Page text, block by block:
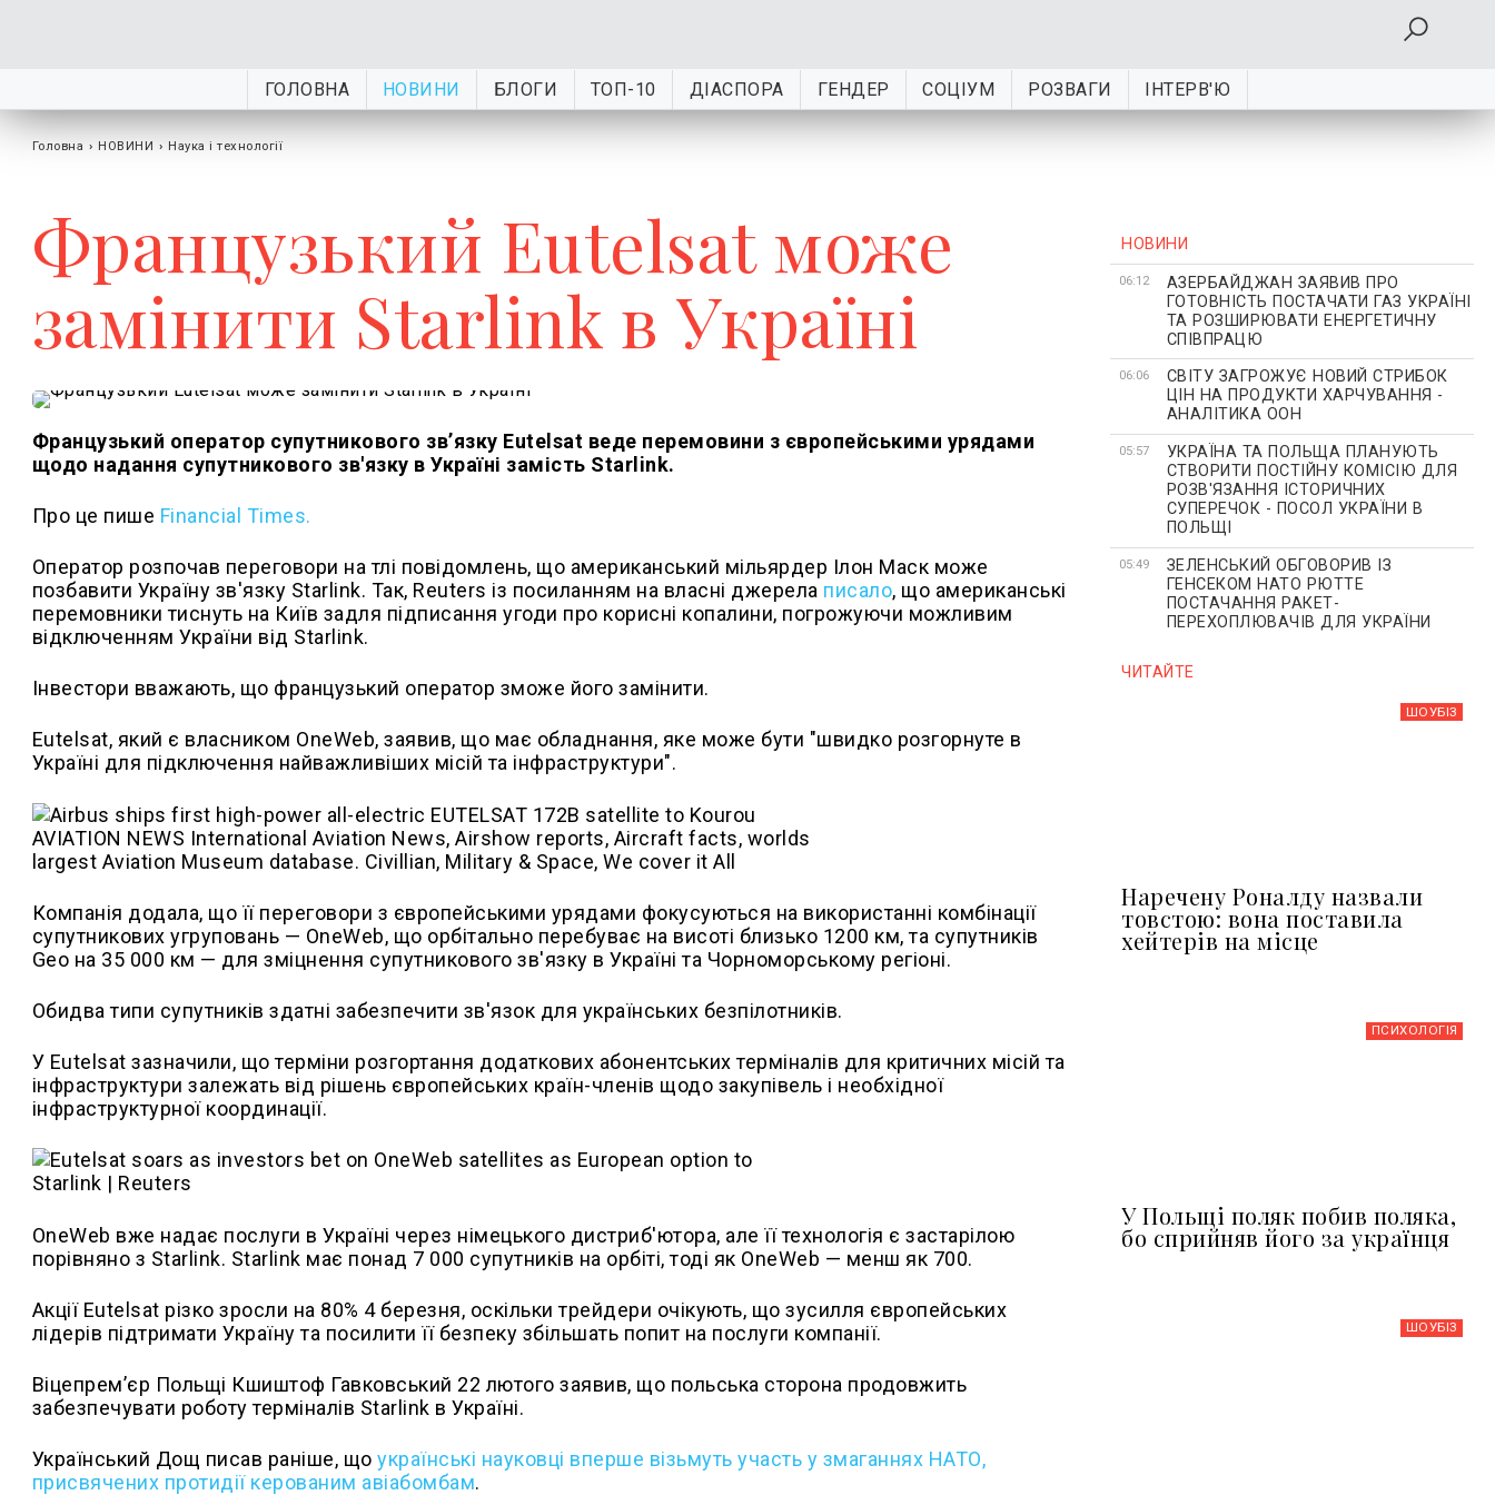
ГОЛОВНА НОВИНИ БЛОГИ ТОП-10 ДІАСПОРА ГЕНДЕР СОЦІУМ РОЗВАГИ ІНТЕРВ'Ю
Головна › НОВИНИ › Наука і технології
Французький Eutelsat може
замінити Starlink в Україні
Французький оператор супутникового звʼязку Eutelsat веде перемовини з європейськими урядами
щодо надання супутникового зв'язку в Україні замість Starlink.
Про це пише Financial Times.
Оператор розпочав переговори на тлі повідомлень, що американський мільярдер Ілон Маск може
позбавити Україну зв'язку Starlink. Так, Reuters із посиланням на власні джерела писало, що американські
перемовники тиснуть на Київ задля підписання угоди про корисні копалини, погрожуючи можливим
відключенням України від Starlink.
Інвестори вважають, що французький оператор зможе його замінити.
Eutelsat, який є власником OneWeb, заявив, що має обладнання, яке може бути "швидко розгорнуте в
Україні для підключення найважливіших місій та інфраструктури".
Компанія додала, що її переговори з європейськими урядами фокусуються на використанні комбінації
супутникових угруповань — OneWeb, що орбітально перебуває на висоті близько 1200 км, та супутників
Geo на 35 000 км — для зміцнення супутникового зв'язку в Україні та Чорноморському регіоні.
Обидва типи супутників здатні забезпечити зв'язок для українських безпілотників.
У Eutelsat зазначили, що терміни розгортання додаткових абонентських терміналів для критичних місій та
інфраструктури залежать від рішень європейських країн-членів щодо закупівель і необхідної
інфраструктурної координації.
OneWeb вже надає послуги в Україні через німецького дистриб'ютора, але її технологія є застарілою
порівняно з Starlink. Starlink має понад 7 000 супутників на орбіті, тоді як OneWeb — менш як 700.
Акції Eutelsat різко зросли на 80% 4 березня, оскільки трейдери очікують, що зусилля європейських
лідерів підтримати Україну та посилити її безпеку збільшать попит на послуги компанії.
Віцепрем’єр Польщі Кшиштоф Гавковський 22 лютого заявив, що польська сторона продовжить
забезпечувати роботу терміналів Starlink в Україні.
Український Дощ писав раніше, щоукраїнські науковці вперше візьмуть участь у змаганнях НАТО,
присвячених протидії керованим авіабомбам.
НОВИНИ
06:12
АЗЕРБАЙДЖАН ЗАЯВИВ ПРО
ГОТОВНІСТЬ ПОСТАЧАТИ ГАЗ УКРАЇНІ
ТА РОЗШИРЮВАТИ ЕНЕРГЕТИЧНУ
СПІВПРАЦЮ
06:06
СВІТУ ЗАГРОЖУЄ НОВИЙ СТРИБОК
ЦІН НА ПРОДУКТИ ХАРЧУВАННЯ -
АНАЛІТИКА ООН
05:57
УКРАЇНА ТА ПОЛЬЩА ПЛАНУЮТЬ
СТВОРИТИ ПОСТІЙНУ КОМІСІЮ ДЛЯ
РОЗВ'ЯЗАННЯ ІСТОРИЧНИХ
СУПЕРЕЧОК - ПОСОЛ УКРАЇНИ В
ПОЛЬЩІ
05:49
ЗЕЛЕНСЬКИЙ ОБГОВОРИВ ІЗ
ГЕНСЕКОМ НАТО РЮТТЕ
ПОСТАЧАННЯ РАКЕТ-
ПЕРЕХОПЛЮВАЧІВ ДЛЯ УКРАЇНИ
ЧИТАЙТЕ
ШОУБIЗ
Наречену Роналду назвали
товстою: вона поставила
хейтерів на місце
ПСИХОЛОГІЯ
У Польщі поляк побив поляка,
бо сприйняв його за українця
ШОУБIЗ